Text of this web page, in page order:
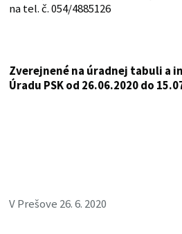
na tel. č. 054/4885126
Zverejnené na úradnej tabuli a
Úradu PSK od 26.06.2020 do
V Prešove 26. 6. 2020